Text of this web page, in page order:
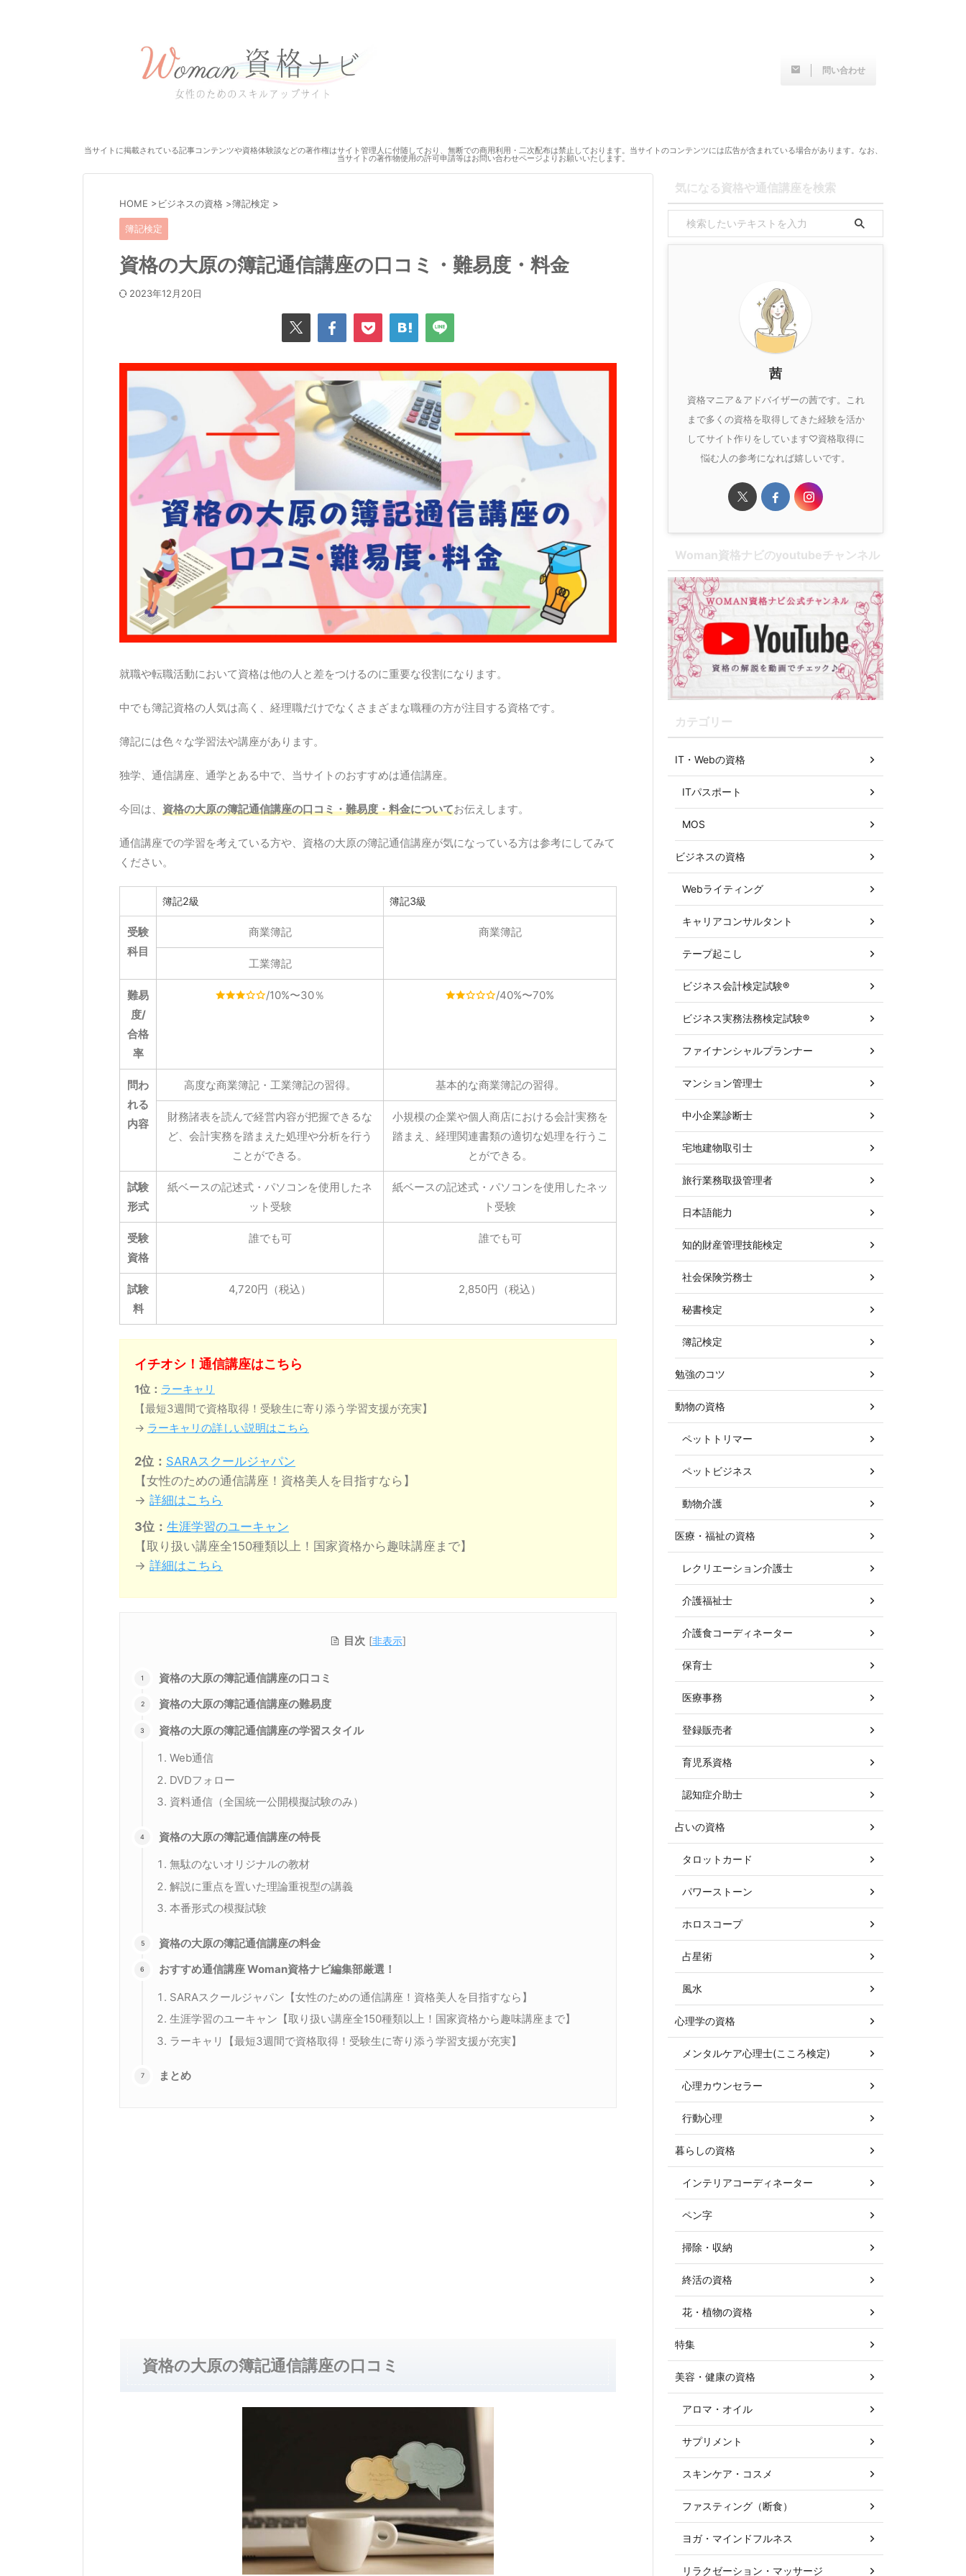
問い合わせ
当サイトに掲載されている記事コンテンツや資格体験談などの著作権はサイト管理人に付随しており、無断での商用利用・二次配布は禁止しております。当サイトのコンテンツには広告が含まれている場合があります。なお、
当サイトの著作物使用の許可申請等はお問い合わせページよりお願いいたします。
HOME >ビジネスの資格 >簿記検定 >
簿記検定
資格の大原の簿記通信講座の口コミ・難易度・料金
2023年12月20日
就職や転職活動において資格は他の人と差をつけるのに重要な役割になります。
中でも簿記資格の人気は高く、経理職だけでなくさまざまな職種の方が注目する資格です。
簿記には色々な学習法や講座があります。
独学、通信講座、通学とある中で、当サイトのおすすめは通信講座。
今回は、 資格の大原の簿記通信講座の口コミ・難易度・料金についてお伝えします。
通信講座での学習を考えている方や、資格の大原の簿記通信講座が気になっている方は参考にしてみて
ください。
簿記2級 簿記3級
受験
科目
商業簿記 商業簿記
工業簿記
難易
度/
合格
率
/10%〜30％ /40%〜70%
問わ
れる
内容
高度な商業簿記・工業簿記の習得。 基本的な商業簿記の習得。
財務諸表を読んで経営内容が把握できるな
ど、会計実務を踏まえた処理や分析を行う
ことができる。
小規模の企業や個人商店における会計実務を
踏まえ、経理関連書類の適切な処理を行うこ
とができる。
試験
形式
紙ベースの記述式・パソコンを使用したネ
ット受験
紙ベースの記述式・パソコンを使用したネッ
ト受験
受験
資格
誰でも可 誰でも可
試験
料
4,720円（税込） 2,850円（税込）
イチオシ！通信講座はこちら
1位： ラーキャリ
【最短3週間で資格取得！受験生に寄り添う学習支援が充実】
→ ラーキャリの詳しい説明はこちら
2位： SARAスクールジャパン
【女性のための通信講座！資格美人を目指すなら】
→ 詳細はこちら
3位： 生涯学習のユーキャン
【取り扱い講座全150種類以上！国家資格から趣味講座まで】
→ 詳細はこちら
目次 [非表示]
資格の大原の簿記通信講座の口コミ
資格の大原の簿記通信講座の難易度
資格の大原の簿記通信講座の学習スタイル
Web通信
DVDフォロー
資料通信（全国統一公開模擬試験のみ）
資格の大原の簿記通信講座の特長
無駄のないオリジナルの教材
解説に重点を置いた理論重視型の講義
本番形式の模擬試験
資格の大原の簿記通信講座の料金
おすすめ通信講座 Woman資格ナビ編集部厳選！
SARAスクールジャパン【女性のための通信講座！資格美人を目指すなら】
生涯学習のユーキャン【取り扱い講座全150種類以上！国家資格から趣味講座まで】
ラーキャリ【最短3週間で資格取得！受験生に寄り添う学習支援が充実】
まとめ
資格の大原の簿記通信講座の口コミ
気になる資格や通信講座を検索
茜
資格マニア＆アドバイザーの茜です。これ
まで多くの資格を取得してきた経験を活か
してサイト作りをしています♡資格取得に
悩む人の参考になれば嬉しいです。
Woman資格ナビのyoutubeチャンネル
カテゴリー
IT・Webの資格
ITパスポート
MOS
ビジネスの資格
Webライティング
キャリアコンサルタント
テープ起こし
ビジネス会計検定試験®
ビジネス実務法務検定試験®
ファイナンシャルプランナー
マンション管理士
中小企業診断士
宅地建物取引士
旅行業務取扱管理者
日本語能力
知的財産管理技能検定
社会保険労務士
秘書検定
簿記検定
勉強のコツ
動物の資格
ペットトリマー
ペットビジネス
動物介護
医療・福祉の資格
レクリエーション介護士
介護福祉士
介護食コーディネーター
保育士
医療事務
登録販売者
育児系資格
認知症介助士
占いの資格
タロットカード
パワーストーン
ホロスコープ
占星術
風水
心理学の資格
メンタルケア心理士(こころ検定)
心理カウンセラー
行動心理
暮らしの資格
インテリアコーディネーター
ペン字
掃除・収納
終活の資格
花・植物の資格
特集
美容・健康の資格
アロマ・オイル
サプリメント
スキンケア・コスメ
ファスティング（断食）
ヨガ・マインドフルネス
リラクゼーション・マッサージ